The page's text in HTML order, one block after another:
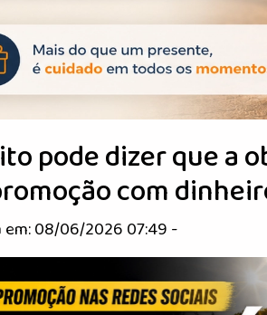
pode dizer que a
com
em: 08/06/2026 07:49 -